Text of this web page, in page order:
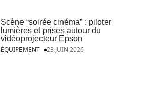
Scène “soirée cinéma” : piloter
lumières et prises autour du
vidéoprojecteur Epson
ÉQUIPEMENT
23 JUIN 2026